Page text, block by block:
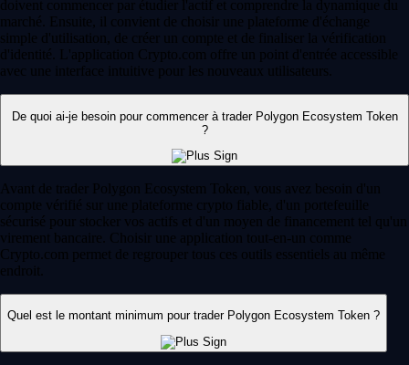
doivent commencer par étudier l'actif et comprendre la dynamique du
marché. Ensuite, il convient de choisir une plateforme d'échange
simple d'utilisation, de créer un compte et de finaliser la vérification
d'identité. L'application Crypto.com offre un point d'entrée accessible
avec une interface intuitive pour les nouveaux utilisateurs.
De quoi ai-je besoin pour commencer à trader Polygon Ecosystem Token
?
Avant de trader Polygon Ecosystem Token, vous avez besoin d'un
compte vérifié sur une plateforme crypto fiable, d'un portefeuille
sécurisé pour stocker vos actifs et d'un moyen de financement tel qu'un
virement bancaire. Choisir une application tout-en-un comme
Crypto.com permet de regrouper tous ces outils essentiels au même
endroit.
Quel est le montant minimum pour trader Polygon Ecosystem Token ?